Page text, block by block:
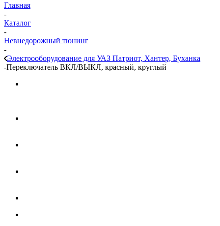
Главная
-
Каталог
-
Невнедорожный тюнинг
-
Электрооборудование для УАЗ Патриот, Хантер, Буханка
-Переключатель ВКЛ/ВЫКЛ, красный, круглый